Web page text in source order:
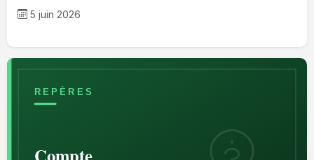
5 juin 2026